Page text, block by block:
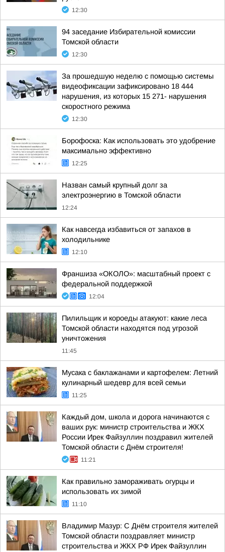
12:30
94 заседание Избирательной комиссии
Томской области
12:30
За прошедшую неделю с помощью системы
видеофиксации зафиксировано 18 444
нарушения, из которых 15 271- нарушения
скоростного режима
12:30
Борофоска: Как использовать это удобрение
максимально эффективно
12:25
Назван самый крупный долг за
электроэнергию в Томской области
12:24
Как навсегда избавиться от запахов в
холодильнике
12:10
Франшиза «ОКОЛО»: масштабный проект с
федеральной поддержкой
12:04
Пилильщик и короеды атакуют: какие леса
Томской области находятся под угрозой
уничтожения
11:45
Мусака с баклажанами и картофелем: Летний
кулинарный шедевр для всей семьи
11:25
Каждый дом, школа и дорога начинаются с
ваших рук: министр строительства и ЖКХ
России Ирек Файзуллин поздравил жителей
Томской области с Днём строителя!
11:21
Как правильно замораживать огурцы и
использовать их зимой
11:10
Владимир Мазур: С Днём строителя жителей
Томской области поздравляет министр
строительства и ЖКХ РФ Ирек Файзуллин